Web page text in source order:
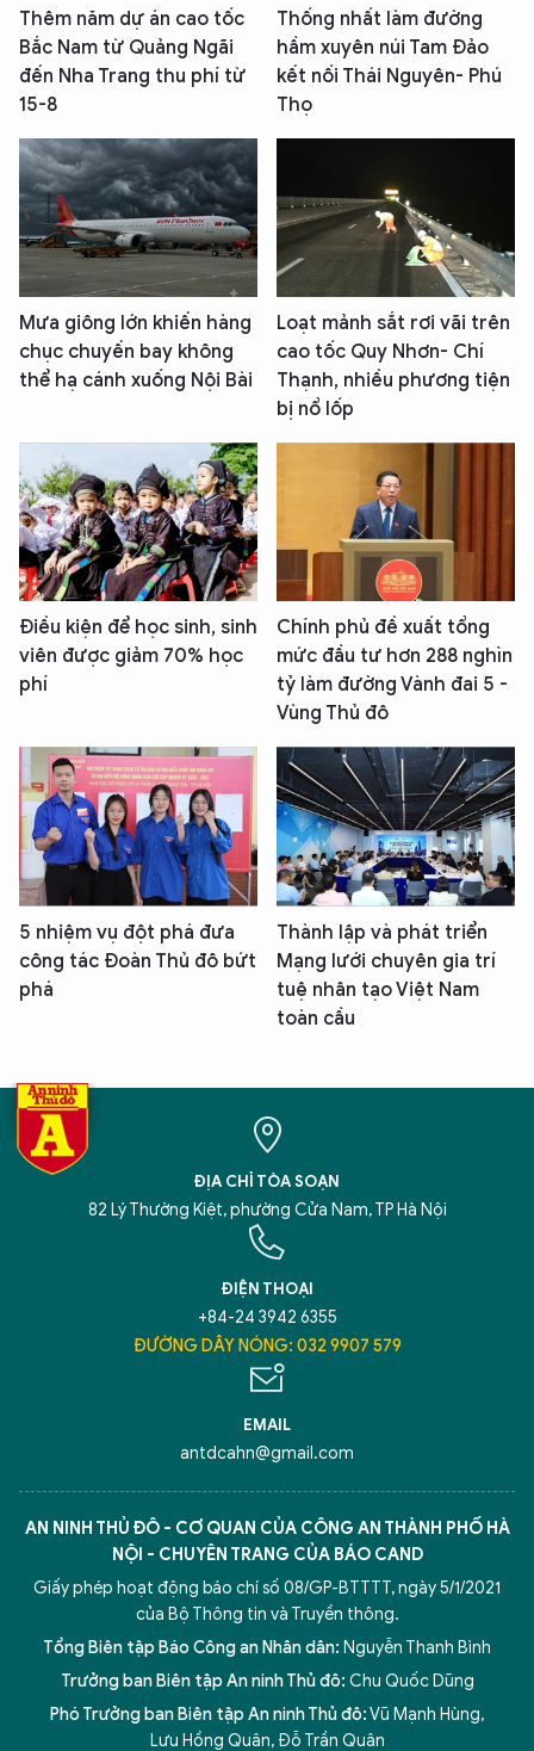
Thêm năm dự án cao tốc
Bắc Nam từ Quảng Ngãi
đến Nha Trang thu phí từ
15-8
Thống nhất làm đường
hầm xuyên núi Tam Đảo
kết nối Thái Nguyên- Phú
Thọ
Mưa giông lớn khiến hàng
chục chuyến bay không
thể hạ cánh xuống Nội Bài
Loạt mảnh sắt rơi vãi trên
cao tốc Quy Nhơn- Chí
Thạnh, nhiều phương tiện
bị nổ lốp
Điều kiện để học sinh, sinh
viên được giảm 70% học
phí
Chính phủ đề xuất tổng
mức đầu tư hơn 288 nghìn
tỷ làm đường Vành đai 5 -
Vùng Thủ đô
5 nhiệm vụ đột phá đưa
công tác Đoàn Thủ đô bứt
phá
Thành lập và phát triển
Mạng lưới chuyên gia trí
tuệ nhân tạo Việt Nam
toàn cầu
ĐỊA CHỈ TÒA SOẠN
82 Lý Thường Kiệt, phường Cửa Nam, TP Hà Nội
ĐIỆN THOẠI
+84-24 3942 6355
ĐƯỜNG DÂY NÓNG: 032 9907 579
EMAIL
antdcahn@gmail.com
AN NINH THỦ ĐÔ - CƠ QUAN CỦA CÔNG AN THÀNH PHỐ HÀ
NỘI - CHUYÊN TRANG CỦA BÁO CAND
Giấy phép hoạt động báo chí số 08/GP-BTTTT, ngày 5/1/2021
của Bộ Thông tin và Truyền thông.
Tổng Biên tập Báo Công an Nhân dân: Nguyễn Thanh Bình
Trưởng ban Biên tập An ninh Thủ đô: Chu Quốc Dũng
Phó Trưởng ban Biên tập An ninh Thủ đô:Vũ Mạnh Hùng,
Lưu Hồng Quân, Đỗ Trần Quân